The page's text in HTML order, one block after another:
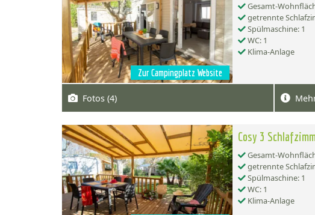
Zur Campingplatz Website
Gesamt-
getrennte
Spülmaschine: 1
WC: 1
Klima-Anlage
Fotos (4)
Cosy 3
Gesamt-
getrennte
Spülmaschine: 1
WC: 1
Klima-Anlage